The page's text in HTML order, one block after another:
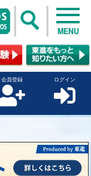
MENU
会員登録 ログイン